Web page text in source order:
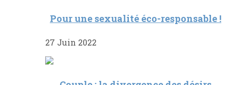
Pour une sexualité éco-responsable !
27 Juin 2022